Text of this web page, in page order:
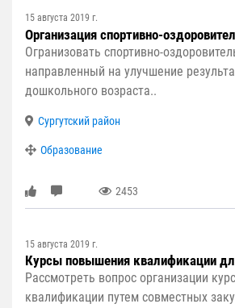
15 августа 2019 г.
Организация спортивно-
Огранизовать спортивно-
направленный на улучшение
дошкольного возраста..
Сургутский район
Образование
2453
15 августа 2019 г.
Курсы повышения квалификации
Рассмотреть вопрос организации
квалификации путем совместных